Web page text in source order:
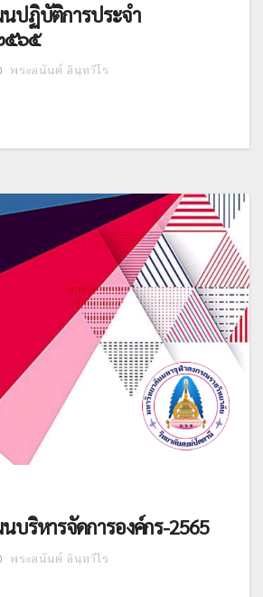
ปฏิบัติการประจำ
๕๖๕
พระอนันต์ อินฺทวีโร
บริหารจัดการองค์กร-2565
พระอนันต์ อินฺทวีโร